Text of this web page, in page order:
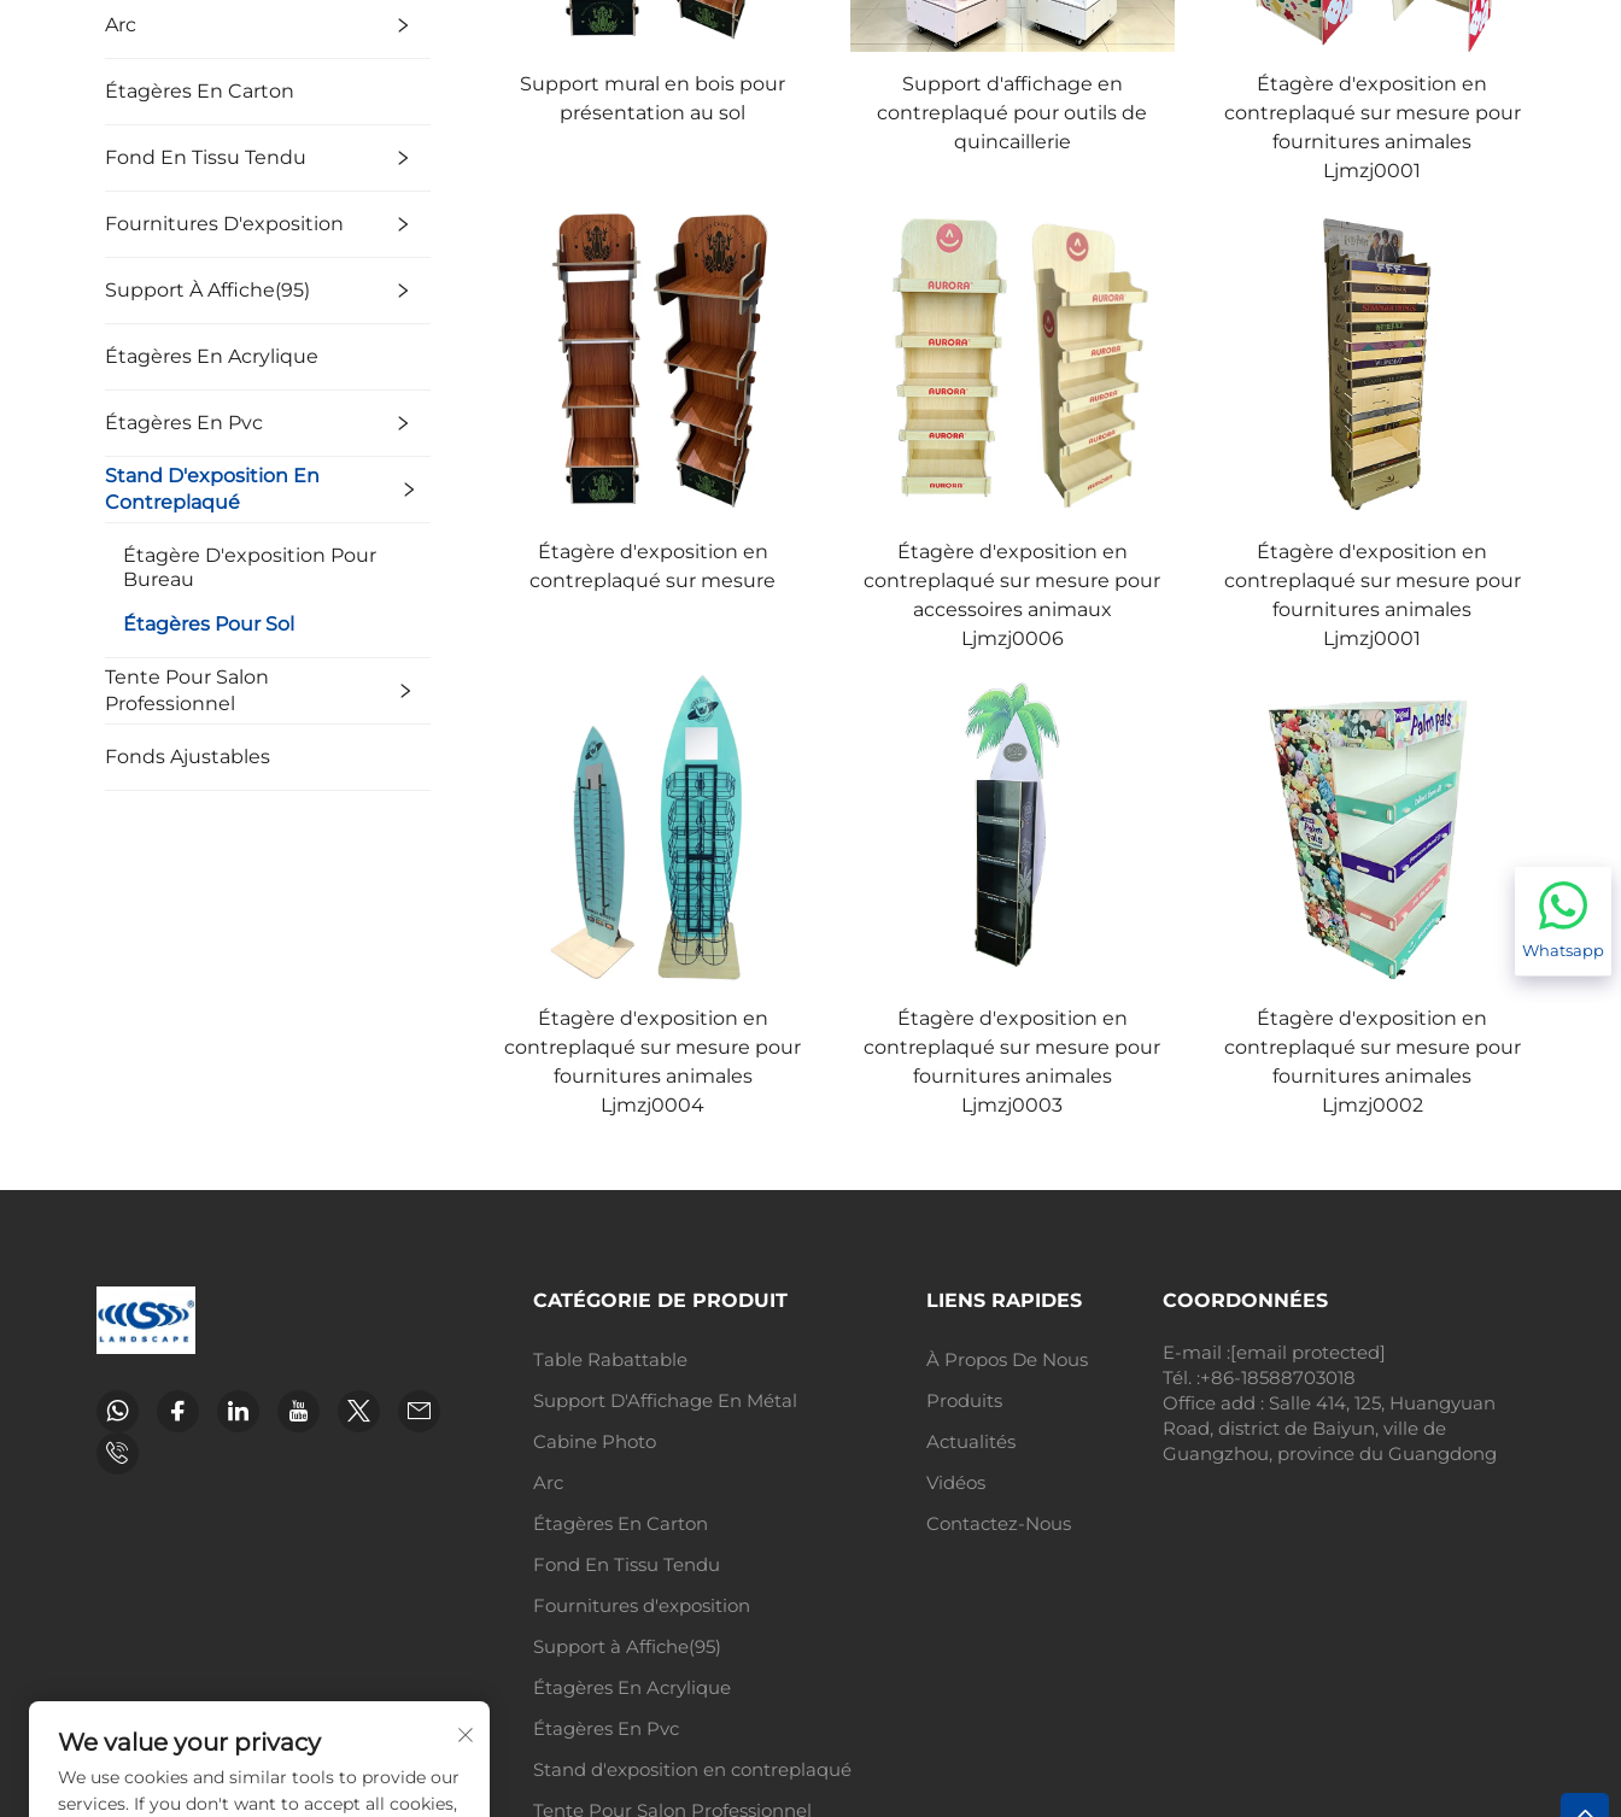
Arc
Étagères En Carton
Fond En Tissu Tendu
Fournitures D'exposition
Support À Affiche(95)
Étagères En Acrylique
Étagères En Pvc
Stand D'exposition En
Contreplaqué
Étagère D'exposition Pour
Bureau
Étagères Pour Sol
Tente Pour Salon
Professionnel
Fonds Ajustables
Support mural en bois pour
présentation au sol
Support d'affichage en
contreplaqué pour outils de
quincaillerie
Étagère d'exposition en
contreplaqué sur mesure pour
fournitures animales
Ljmzj0001
Étagère d'exposition en
contreplaqué sur mesure
Étagère d'exposition en
contreplaqué sur mesure pour
accessoires animaux
Ljmzj0006
Étagère d'exposition en
contreplaqué sur mesure pour
fournitures animales
Ljmzj0001
Étagère d'exposition en
contreplaqué sur mesure pour
fournitures animales
Ljmzj0004
Étagère d'exposition en
contreplaqué sur mesure pour
fournitures animales
Ljmzj0003
Étagère d'exposition en
contreplaqué sur mesure pour
fournitures animales
Ljmzj0002
Whatsapp
CATÉGORIE DE PRODUIT
Table Rabattable
Support D'Affichage En Métal
Cabine Photo
Arc
Étagères En Carton
Fond En Tissu Tendu
Fournitures d'exposition
Support à Affiche(95)
Étagères En Acrylique
Étagères En Pvc
Stand d'exposition en contreplaqué
Tente Pour Salon Professionnel
LIENS RAPIDES
À Propos De Nous
Produits
Actualités
Vidéos
Contactez-Nous
COORDONNÉES
E-mail :[email protected]
Tél. :+86-18588703018
Office add : Salle 414, 125, Huangyuan
Road, district de Baiyun, ville de
Guangzhou, province du Guangdong
We value your privacy
We use cookies and similar tools to provide our
services. If you don't want to accept all cookies,